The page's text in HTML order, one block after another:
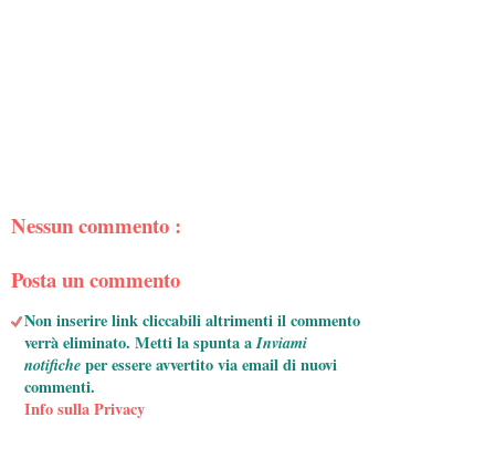
Nessun commento :
Posta un commento
Non inserire link cliccabili altrimenti il commento
verrà eliminato. Metti la spunta aInviami
notificheper essere avvertito via email di nuovi
commenti.
Info sulla Privacy